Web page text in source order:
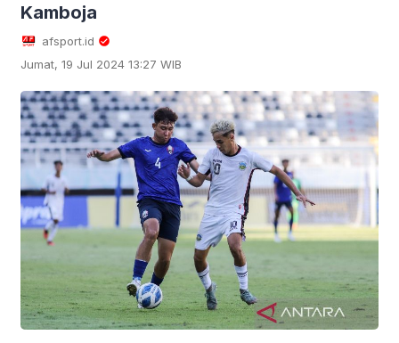
Kamboja
afsport.id
Jumat, 19 Jul 2024 13:27 WIB